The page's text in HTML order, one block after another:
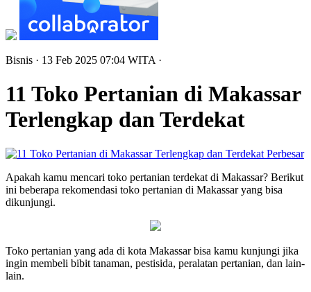
Bisnis · 13 Feb 2025 07:04 WITA ·
11 Toko Pertanian di Makassar
Terlengkap dan Terdekat
Perbesar
Apakah kamu mencari toko pertanian terdekat di Makassar? Berikut
ini beberapa rekomendasi toko pertanian di Makassar yang bisa
dikunjungi.
Toko pertanian yang ada di kota Makassar bisa kamu kunjungi jika
ingin membeli bibit tanaman, pestisida, peralatan pertanian, dan lain-
lain.